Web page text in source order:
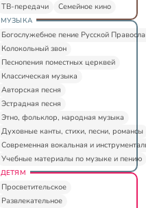
ТВ-передачи
Семейное кино
МУЗЫКА
Богослужебное пение Русской
Колокольный звон
Песнопения поместных церквей
Классическая музыка
Авторская песня
Эстрадная песня
Этно, фольклор, народная музыка
Духовные канты, стихи, песни, романсы
Современная вокальная и
Учебные материалы по музыке и пению
ДЕТЯМ
Просветительское
Развлекательное